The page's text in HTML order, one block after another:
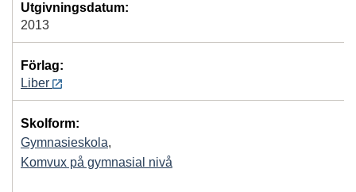
Utgivningsdatum:
2013
Förlag:
Liber
Skolform:
Gymnasieskola,
Komvux på gymnasial nivå